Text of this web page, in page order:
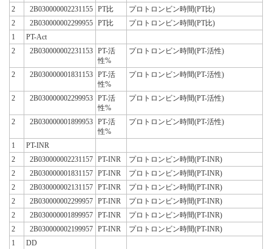
2
2B030000002231155 PT比
プロトロンビン時間(PT比)
2
2B030000002299955 PT比
プロトロンビン時間(PT比)
1
PT-Act
2
2B030000002231153 PT-活
性%
プロトロンビン時間(PT-活性)
2 2B030000001831153 PT-活
性%
プロトロンビン時間(PT-活性)
2 2B030000002299953 PT-活
性%
プロトロンビン時間(PT-活性)
2 2B030000001899953 PT-活
性%
プロトロンビン時間(PT-活性)
1
PT-INR
2
2B030000002231157 PT-INR
プロトロンビン時間(PT-INR)
2
2B030000001831157 PT-INR
プロトロンビン時間(PT-INR)
2
2B030000002131157 PT-INR
プロトロンビン時間(PT-INR)
2
2B030000002299957 PT-INR
プロトロンビン時間(PT-INR)
2
2B030000001899957 PT-INR
プロトロンビン時間(PT-INR)
2
2B030000002199957 PT-INR
プロトロンビン時間(PT-INR)
1
DD